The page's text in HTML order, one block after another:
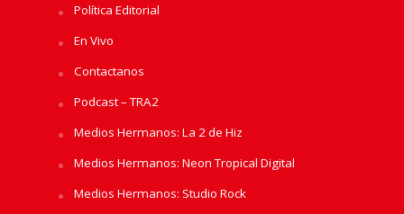
Política Editorial
En Vivo
Contactanos
Podcast – TRA2
Medios Hermanos: La 2 de Hiz
Medios Hermanos: Neon Tropical Digital
Medios Hermanos: Studio Rock